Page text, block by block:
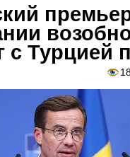
с Турцией